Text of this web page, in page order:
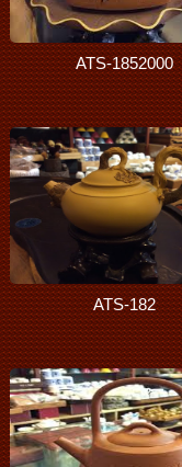
ATS-1852000
ATS-182